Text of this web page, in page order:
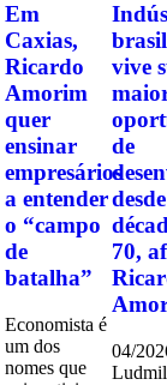
Em
Caxias,
Ricardo
Amorim
quer
ensinar
empresários
a entender
o “campo
de
batalha”
Economista é
um dos
nomes que
vive
de
70,
04/